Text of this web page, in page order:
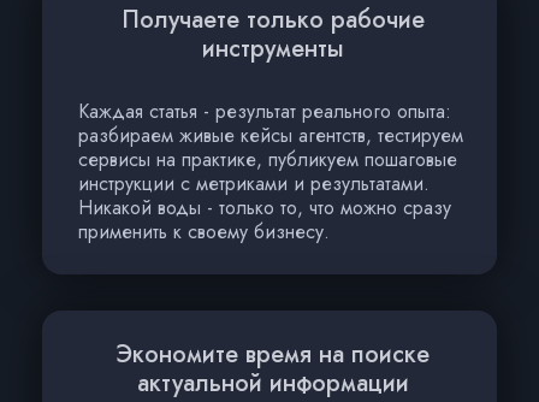
Получаете только рабочие
инструменты
Каждая статья - результат реального опыта:
разбираем живые кейсы агентств, тестируем
сервисы на практике, публикуем пошаговые
инструкции с метриками и результатами.
Никакой воды - только то, что можно сразу
применить к своему бизнесу.
Экономите время на поиске
актуальной информации